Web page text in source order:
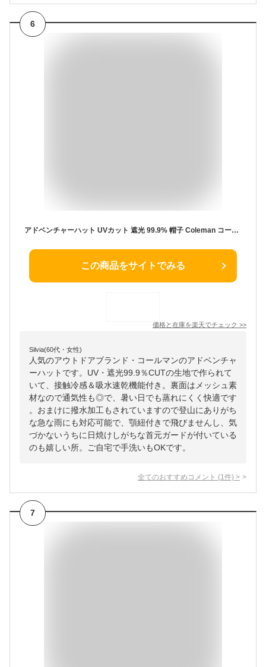
6
アドベンチャーハット UVカット 遮光 99.9% 帽子 Coleman コールマン サファリハット メンズ レディース 58cm 大きめ 紫外線 熱中症 対策 接触冷感 吸汗速乾 撥水 メッシュ 通気性 日よけ 首ガード付き 取り外し可能 あご紐付き アウトドア キャンプ フェス 釣り 登山 夏用
この商品をサイトでみる
価格と在庫を楽天でチェック >>
Silvia(60代・女性)
人気のアウトドアブランド・コールマンのアドベンチャ
ーハットです。UV・遮光99.9％CUTの生地で作られて
いて、接触冷感＆吸水速乾機能付き。裏面はメッシュ素
材なので通気性も◎で、暑い日でも蒸れにくく快適です
。おまけに撥水加工もされていますので登山にありがち
な急な雨にも対応可能で、顎紐付きで飛びませんし、気
づかないうちに日焼けしがちな首元ガードが付いている
のも嬉しい所。ご自宅で手洗いもOKです。
全てのおすすめコメント (1 件) >
7